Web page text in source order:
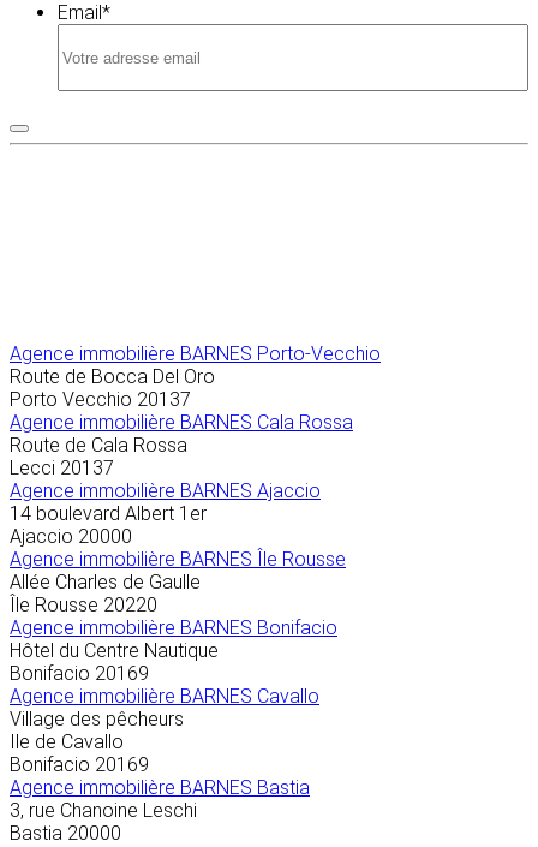
Email*
Agence immobilière BARNES Porto-Vecchio
Route de Bocca Del Oro
Porto Vecchio 20137
Agence immobilière BARNES Cala Rossa
Route de Cala Rossa
Lecci 20137
Agence immobilière BARNES Ajaccio
14 boulevard Albert 1er
Ajaccio 20000
Agence immobilière BARNES Île Rousse
Allée Charles de Gaulle
Île Rousse 20220
Agence immobilière BARNES Bonifacio
Hôtel du Centre Nautique
Bonifacio 20169
Agence immobilière BARNES Cavallo
Village des pêcheurs
Ile de Cavallo
Bonifacio 20169
Agence immobilière BARNES Bastia
3, rue Chanoine Leschi
Bastia 20000